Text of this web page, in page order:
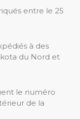
entre le 25
à des
du Nord et
le numéro
de la